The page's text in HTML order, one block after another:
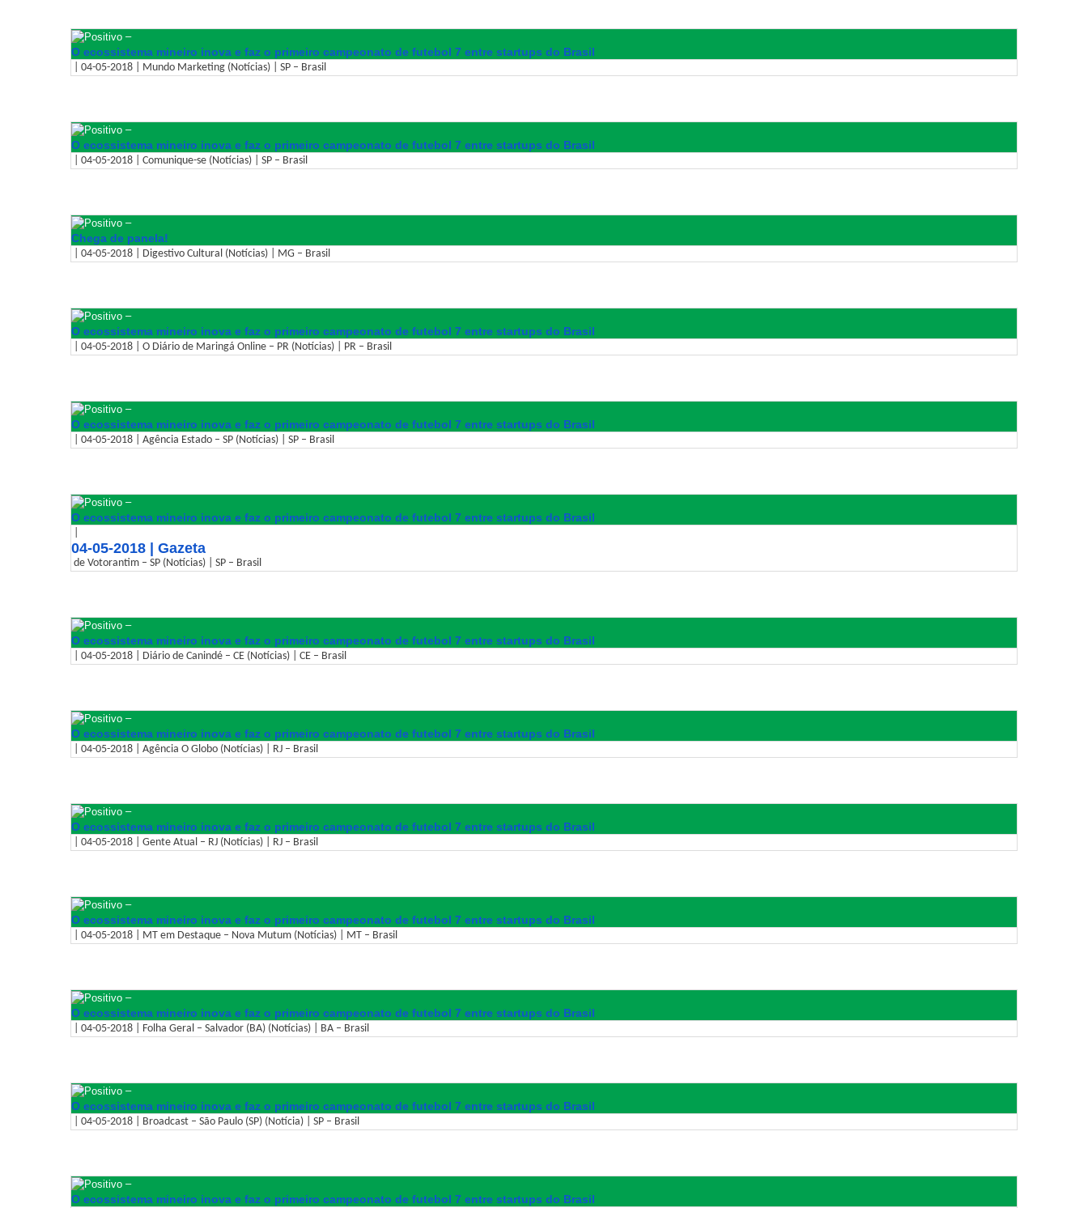
–
O ecossistema mineiro inova e faz o primeiro campeonato de futebol 7 entre startups do Brasil
| 04-05-2018 | Mundo Marketing (Notícias) | SP – Brasil
–
O ecossistema mineiro inova e faz o primeiro campeonato de futebol 7 entre startups do Brasil
| 04-05-2018 | Comunique-se (Notícias) | SP – Brasil
–
Chega de panela!
| 04-05-2018 | Digestivo Cultural (Notícias) | MG – Brasil
–
O ecossistema mineiro inova e faz o primeiro campeonato de futebol 7 entre startups do Brasil
| 04-05-2018 | O Diário de Maringá Online – PR (Notícias) | PR – Brasil
–
O ecossistema mineiro inova e faz o primeiro campeonato de futebol 7 entre startups do Brasil
| 04-05-2018 | Agência Estado – SP (Notícias) | SP – Brasil
–
O ecossistema mineiro inova e faz o primeiro campeonato de futebol 7 entre startups do Brasil
04-05-2018 | Gazeta
de Votorantim – SP (Notícias) | SP – Brasil
–
O ecossistema mineiro inova e faz o primeiro campeonato de futebol 7 entre startups do Brasil
| 04-05-2018 | Diário de Canindé – CE (Notícias) | CE – Brasil
–
O ecossistema mineiro inova e faz o primeiro campeonato de futebol 7 entre startups do Brasil
| 04-05-2018 | Agência O Globo (Notícias) | RJ – Brasil
–
O ecossistema mineiro inova e faz o primeiro campeonato de futebol 7 entre startups do Brasil
| 04-05-2018 | Gente Atual – RJ (Notícias) | RJ – Brasil
–
O ecossistema mineiro inova e faz o primeiro campeonato de futebol 7 entre startups do Brasil
| 04-05-2018 | MT em Destaque – Nova Mutum (Notícias) | MT – Brasil
–
O ecossistema mineiro inova e faz o primeiro campeonato de futebol 7 entre startups do Brasil
| 04-05-2018 | Folha Geral – Salvador (BA) (Notícias) | BA – Brasil
–
O ecossistema mineiro inova e faz o primeiro campeonato de futebol 7 entre startups do Brasil
| 04-05-2018 | Broadcast – São Paulo (SP) (Notícia) | SP – Brasil
–
O ecossistema mineiro inova e faz o primeiro campeonato de futebol 7 entre startups do Brasil